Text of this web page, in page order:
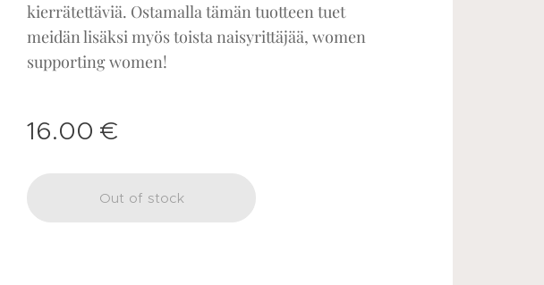
kierrätettäviä. Ostamalla tämän tuotteen tuet
meidän lisäksi myös toista naisyrittäjää, women
supporting women!
16.00 €
Out of stock